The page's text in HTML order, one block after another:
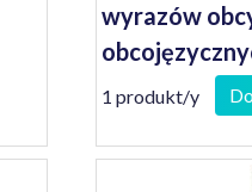
wyrazów
1 produkt/y